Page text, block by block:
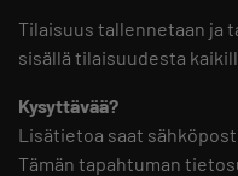
Tilaisuus tallennetaan ja
sisällä tilaisuudesta
Kysyttävää?
Lisätietoa saat
Tämän tapahtuman